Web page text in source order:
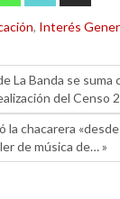
, Interés
La Banda se
del Censo
la chacarera
de música de… »